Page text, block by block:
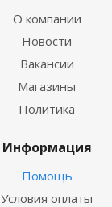
О компании
Новости
Вакансии
Магазины
Политика
Информация
Помощь
Условия оплаты